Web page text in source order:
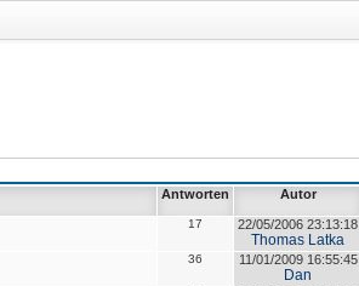
Antworten Autor
17 22/05/2006 23:13:18
Thomas Latka
36 11/01/2009 16:55:45
Dan